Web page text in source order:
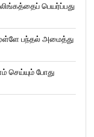
பெயர்ப்பது
பந்தல் அமைத்து
செய்யும் போது